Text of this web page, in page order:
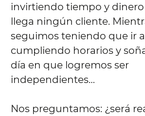
invirtiendo tiempo y
llega ningún cliente.
seguimos teniendo que ir
cumpliendo horarios y
día en que logremos ser
independientes…
Nos preguntamos: ¿será